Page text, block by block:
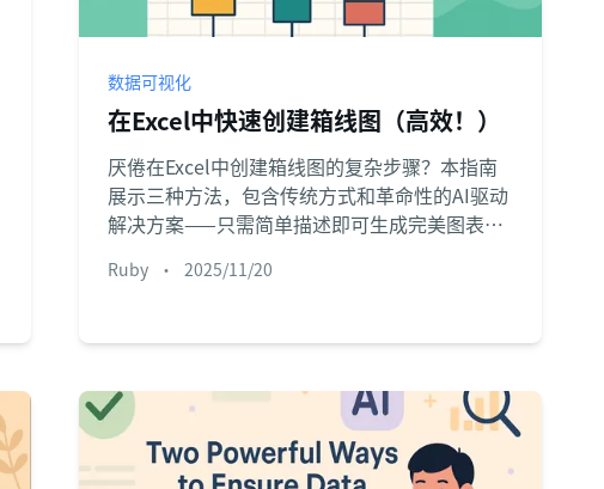
数据可视化
在Excel中快速创建箱线图（高效！）
厌倦在Excel中创建箱线图的复杂步骤？本指南
展示三种方法，包含传统方式和革命性的AI驱动
解决方案——只需简单描述即可生成完美图表。
Ruby • 2025/11/20